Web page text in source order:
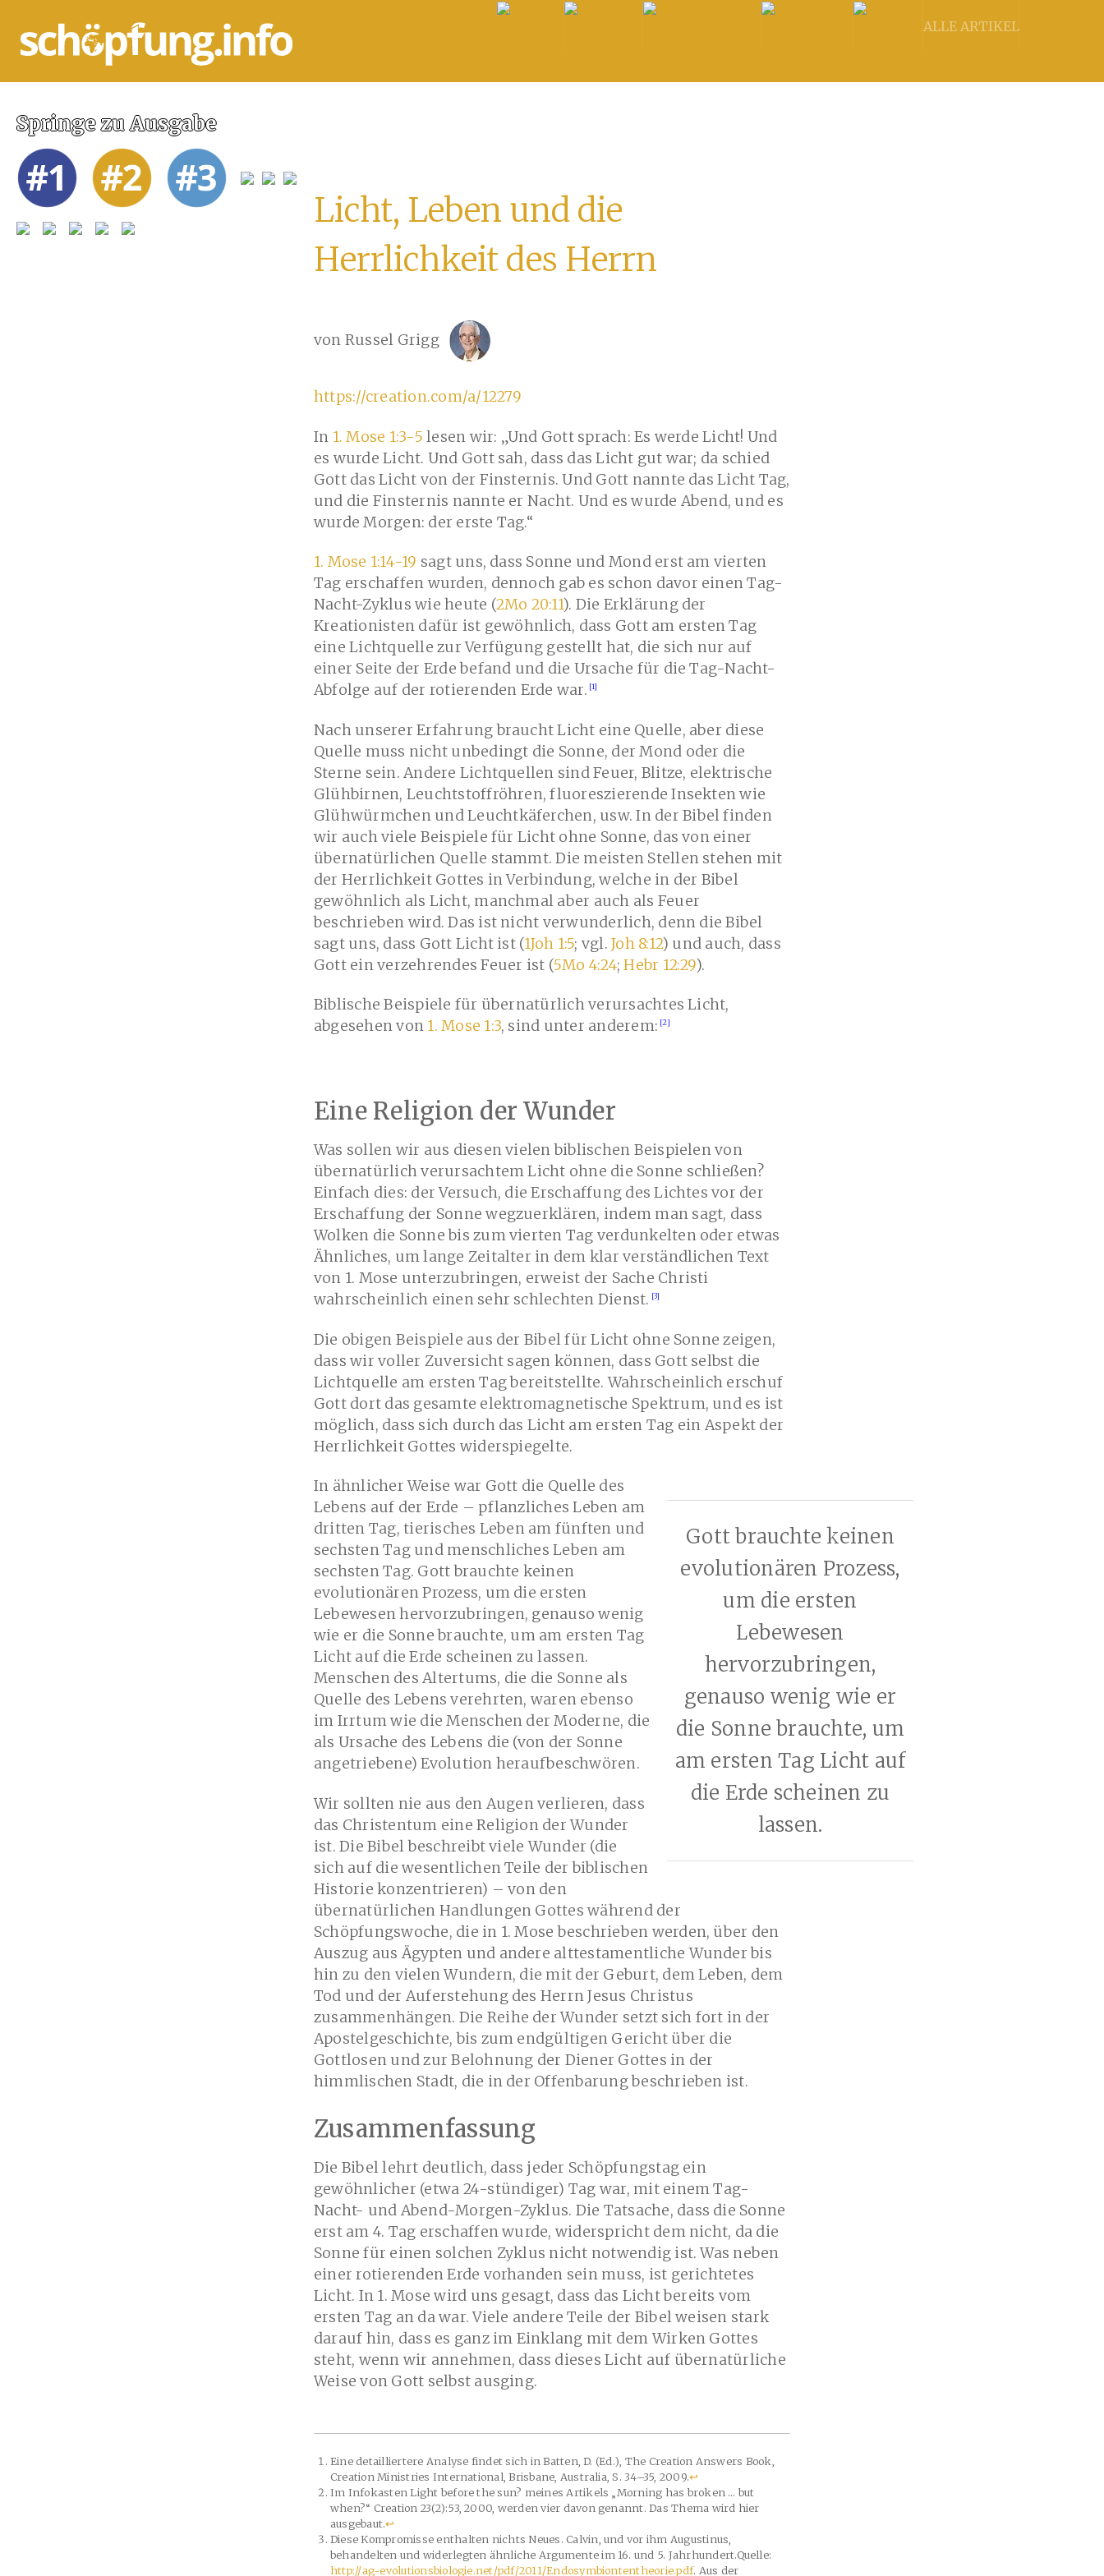
Springe zu Ausgabe
ALLE ARTIKEL
Licht, Leben und die
Herrlichkeit des Herrn
von Russel Grigg
https://creation.com/a/12279
In 1. Mose 1:3-5 lesen wir: „Und Gott sprach: Es werde Licht! Und
es wurde Licht. Und Gott sah, dass das Licht gut war; da schied
Gott das Licht von der Finsternis. Und Gott nannte das Licht Tag,
und die Finsternis nannte er Nacht. Und es wurde Abend, und es
wurde Morgen: der erste Tag.“
1. Mose 1:14-19 sagt uns, dass Sonne und Mond erst am vierten
Tag erschaffen wurden, dennoch gab es schon davor einen Tag-
Nacht-Zyklus wie heute (2Mo 20:11). Die Erklärung der
Kreationisten dafür ist gewöhnlich, dass Gott am ersten Tag
eine Lichtquelle zur Verfügung gestellt hat, die sich nur auf
einer Seite der Erde befand und die Ursache für die Tag-Nacht-
Abfolge auf der rotierenden Erde war.
Nach unserer Erfahrung braucht Licht eine Quelle, aber diese
Quelle muss nicht unbedingt die Sonne, der Mond oder die
Sterne sein. Andere Lichtquellen sind Feuer, Blitze, elektrische
Glühbirnen, Leuchtstoffröhren, fluoreszierende Insekten wie
Glühwürmchen und Leuchtkäferchen, usw. In der Bibel finden
wir auch viele Beispiele für Licht ohne Sonne, das von einer
übernatürlichen Quelle stammt. Die meisten Stellen stehen mit
der Herrlichkeit Gottes in Verbindung, welche in der Bibel
gewöhnlich als Licht, manchmal aber auch als Feuer
beschrieben wird. Das ist nicht verwunderlich, denn die Bibel
sagt uns, dass Gott Licht ist (1Joh 1:5; vgl.Joh 8:12) und auch, dass
Gott ein verzehrendes Feuer ist (5Mo 4:24;Hebr 12:29).
Biblische Beispiele für übernatürlich verursachtes Licht,
abgesehen von 1. Mose 1:3, sind unter anderem:
Eine Religion der Wunder
Was sollen wir aus diesen vielen biblischen Beispielen von
übernatürlich verursachtem Licht ohne die Sonne schließen?
Einfach dies: der Versuch, die Erschaffung des Lichtes vor der
Erschaffung der Sonne wegzuerklären, indem man sagt, dass
Wolken die Sonne bis zum vierten Tag verdunkelten oder etwas
Ähnliches, um lange Zeitalter in dem klar verständlichen Text
von 1. Mose unterzubringen, erweist der Sache Christi
wahrscheinlich einen sehr schlechten Dienst.
Die obigen Beispiele aus der Bibel für Licht ohne Sonne zeigen,
dass wir voller Zuversicht sagen können, dass Gott selbst die
Lichtquelle am ersten Tag bereitstellte. Wahrscheinlich erschuf
Gott dort das gesamte elektromagnetische Spektrum, und es ist
möglich, dass sich durch das Licht am ersten Tag ein Aspekt der
Herrlichkeit Gottes widerspiegelte.
Gott brauchte keinen
evolutionären Prozess,
um die ersten
Lebewesen
hervorzubringen,
genauso wenig wie er
die Sonne brauchte, um
am ersten Tag Licht auf
die Erde scheinen zu
lassen.
In ähnlicher Weise war Gott die Quelle des
Lebens auf der Erde – pflanzliches Leben am
dritten Tag, tierisches Leben am fünften und
sechsten Tag und menschliches Leben am
sechsten Tag. Gott brauchte keinen
evolutionären Prozess, um die ersten
Lebewesen hervorzubringen, genauso wenig
wie er die Sonne brauchte, um am ersten Tag
Licht auf die Erde scheinen zu lassen.
Menschen des Altertums, die die Sonne als
Quelle des Lebens verehrten, waren ebenso
im Irrtum wie die Menschen der Moderne, die
als Ursache des Lebens die (von der Sonne
angetriebene) Evolution heraufbeschwören.
Wir sollten nie aus den Augen verlieren, dass
das Christentum eine Religion der Wunder
ist. Die Bibel beschreibt viele Wunder (die
sich auf die wesentlichen Teile der biblischen
Historie konzentrieren) – von den
übernatürlichen Handlungen Gottes während der
Schöpfungswoche, die in 1. Mose beschrieben werden, über den
Auszug aus Ägypten und andere alttestamentliche Wunder bis
hin zu den vielen Wundern, die mit der Geburt, dem Leben, dem
Tod und der Auferstehung des Herrn Jesus Christus
zusammenhängen. Die Reihe der Wunder setzt sich fort in der
Apostelgeschichte, bis zum endgültigen Gericht über die
Gottlosen und zur Belohnung der Diener Gottes in der
himmlischen Stadt, die in der Offenbarung beschrieben ist.
Zusammenfassung
Die Bibel lehrt deutlich, dass jeder Schöpfungstag ein
gewöhnlicher (etwa 24-stündiger) Tag war, mit einem Tag-
Nacht- und Abend-Morgen-Zyklus. Die Tatsache, dass die Sonne
erst am 4. Tag erschaffen wurde, widerspricht dem nicht, da die
Sonne für einen solchen Zyklus nicht notwendig ist. Was neben
einer rotierenden Erde vorhanden sein muss, ist gerichtetes
Licht. In 1. Mose wird uns gesagt, dass das Licht bereits vom
ersten Tag an da war. Viele andere Teile der Bibel weisen stark
darauf hin, dass es ganz im Einklang mit dem Wirken Gottes
steht, wenn wir annehmen, dass dieses Licht auf übernatürliche
Weise von Gott selbst ausging.
Eine detailliertere Analyse findet sich in Batten, D. (Ed.), The Creation Answers Book,
Creation Ministries International, Brisbane, Australia, S. 34–35, 2009.↩
Im Infokasten Light before the sun? meines Artikels „Morning has broken … but
when?“ Creation 23(2):53, 2000, werden vier davon genannt. Das Thema wird hier
ausgebaut.↩
Diese Kompromisse enthalten nichts Neues. Calvin, und vor ihm Augustinus,
behandelten und widerlegten ähnliche Argumente im 16. und 5. Jahrhundert.Quelle:
http://ag-evolutionsbiologie.net/pdf/2011/Endosymbiontentheorie.pdf. Aus der